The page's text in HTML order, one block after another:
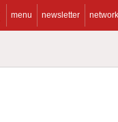
menu newsletter